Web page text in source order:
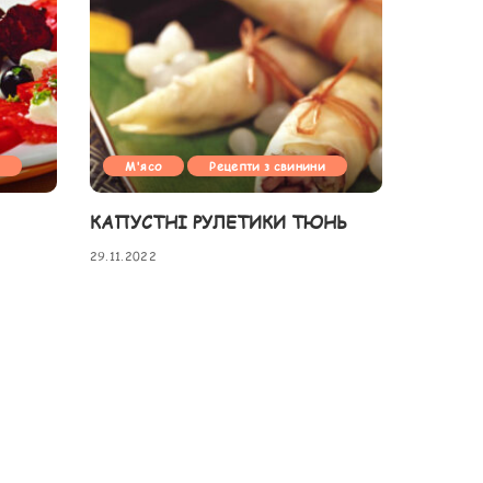
М'ясо Рецепти з свинини
КАПУСТНІ РУЛЕТИКИ ТЮНЬ
29.11.2022